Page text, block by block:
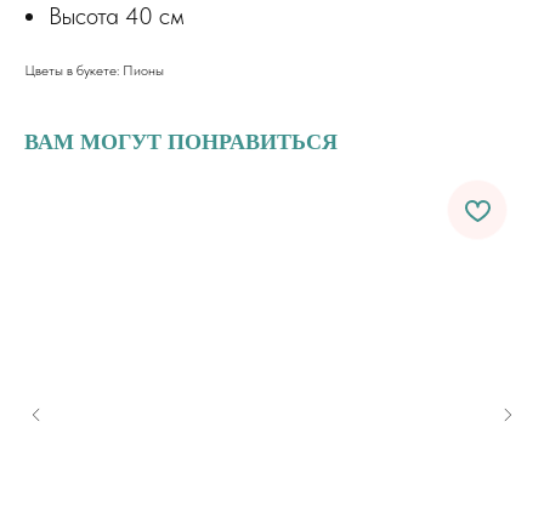
Высота 40 см
Цветы в букете: Пионы
ВАМ МОГУТ ПОНРАВИТЬСЯ